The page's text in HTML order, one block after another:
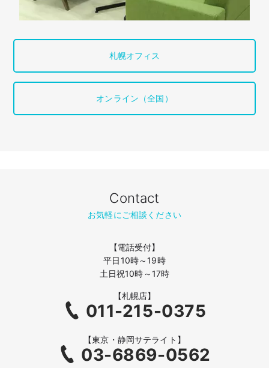
札幌オフィス
オンライン（全国）
Contact
お気軽にご相談ください
【電話受付】
平日10時～19時
土日祝10時～17時
【札幌店】
011-215-0375
【東京・静岡サテライト】
03-6869-0562